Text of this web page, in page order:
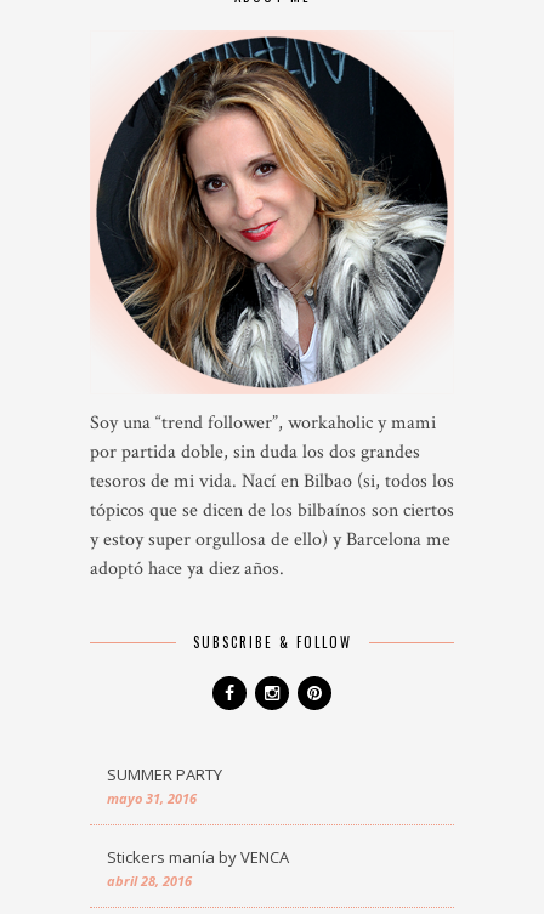
Soy una “trend follower”, workaholic y mami
por partida doble, sin duda los dos grandes
tesoros de mi vida. Nací en Bilbao (si, todos los
tópicos que se dicen de los bilbaínos son ciertos
y estoy super orgullosa de ello) y Barcelona me
adoptó hace ya diez años.
SUBSCRIBE & FOLLOW
SUMMER PARTY
mayo 31, 2016
Stickers manía by VENCA
abril 28, 2016